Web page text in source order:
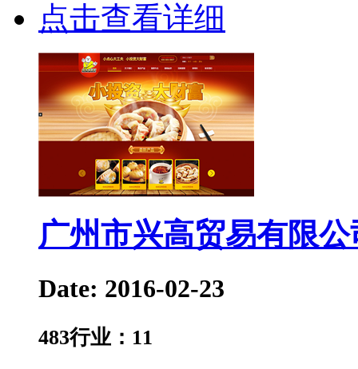
点击查看详细
广州市兴高贸易有限公
Date: 2016-02-23
483行业： 11